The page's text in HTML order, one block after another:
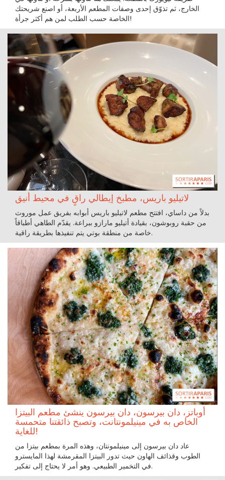
الخارج، ثم تذوّق إحدى وصفات المطعم الأربعة، أو اصنع شريحتك
الخاصة حسب الطلب لمن هم أكثر جرأة!
لاتيليو باريس، مطبخ إيطالي راقٍ في محيط أنيق
بدلاً من داساي، افتتح مطعم لاتيليو باريس أبوابه بفريق عمل موروث
من حقبة روبوشون، بقيادة أتيليو مارازو ببراعة. يقدّم الطاهي أطباقاً
خاصة من منطقة بوتي يتم تنفيذها بطريقة راقية.
أوباتز، دان بيرسون، دان بيرسون ينشئ مطعم البيتزا
الخاص به في مينيلمونتانت، وتصبح ذائقتنا متحمسة
للغاية!
عاد دان بيرسون إلى مينيلمونتان، وهذه المرة بمطعم بيتزا من
الطوب وقذائف الهاون حيث تدور البيتزا المقرمشة لهذا المايسترو
في التخمير الطبيعي. وهو أمر لا يحتاج إلى تفكير.